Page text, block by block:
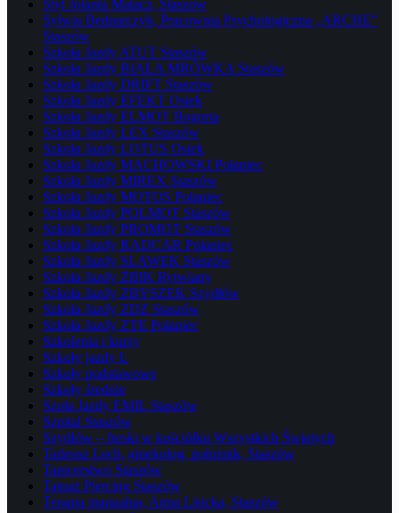
Styl Jolanta Matacz, Staszów
Sylwia Bednarczyk, Pracownia Psychologiczna „ARCHE”
Staszów
Szkoła Jazdy ATUT Staszów
Szkoła Jazdy BIAŁA MRÓWKA Staszów
Szkoła Jazdy DRIFT Staszów
Szkoła Jazdy EFEKT Osiek
Szkoła Jazdy ELMOT Bogoria
Szkoła Jazdy LEX Staszów
Szkoła Jazdy LOTUS Osiek
Szkoła Jazdy MACHOWSKI Połaniec
Szkoła Jazdy MIREX Staszów
Szkoła Jazdy MOTOS Połaniec
Szkoła Jazdy POLMOT Staszów
Szkoła Jazdy PROMOT Staszów
Szkoła Jazdy RADCAR Połaniec
Szkoła Jazdy SLAWEK Staszów
Szkoła Jazdy ŻBIK Rytwiany
Szkoła Jazdy ZBYSZEK Szydłów
Szkoła Jazdy ZDZ Staszów
Szkoła Jazdy ZTE Połaniec
Szkolenia i kursy
Szkoły jazdy L
Szkoły podstawowe
Szkoły średnie
Szoła Jazdy EMIL Staszów
Szpital Staszów
Szydłów – freski w kościółku Wszystkich Świetych
Tadeusz Lech, ginekolog, położnik, Staszów
Tapicerstwo Staszów
Tatuaż Piercing Staszów
Terapia manualna, Anna Lisicka, Staszów